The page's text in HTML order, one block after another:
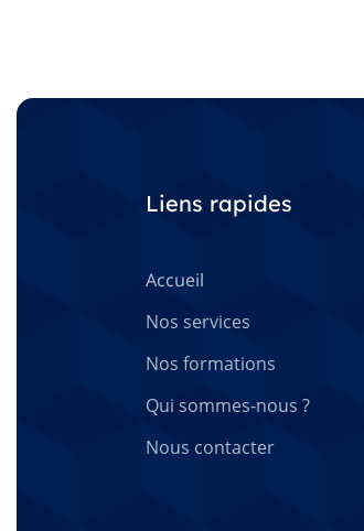
Liens rapides
Accueil
Nos services
Nos formations
Qui sommes-nous ?
Nous contacter